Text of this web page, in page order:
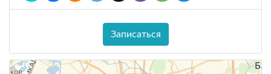
Записаться